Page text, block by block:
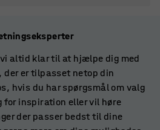
altid klar til at hjælpe dig med
er tilpasset netop din
hvis du har spørgsmål om valg
for inspiration eller vil høre
der passer bedst til dine